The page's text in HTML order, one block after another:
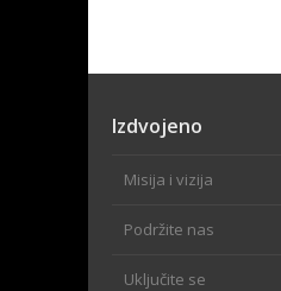
Izdvojeno
Misija i vizija
Podržite nas
Uključite se